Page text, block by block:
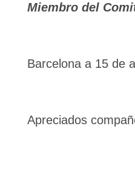
Miembro del
Barcelona a 15 de
Apreciados